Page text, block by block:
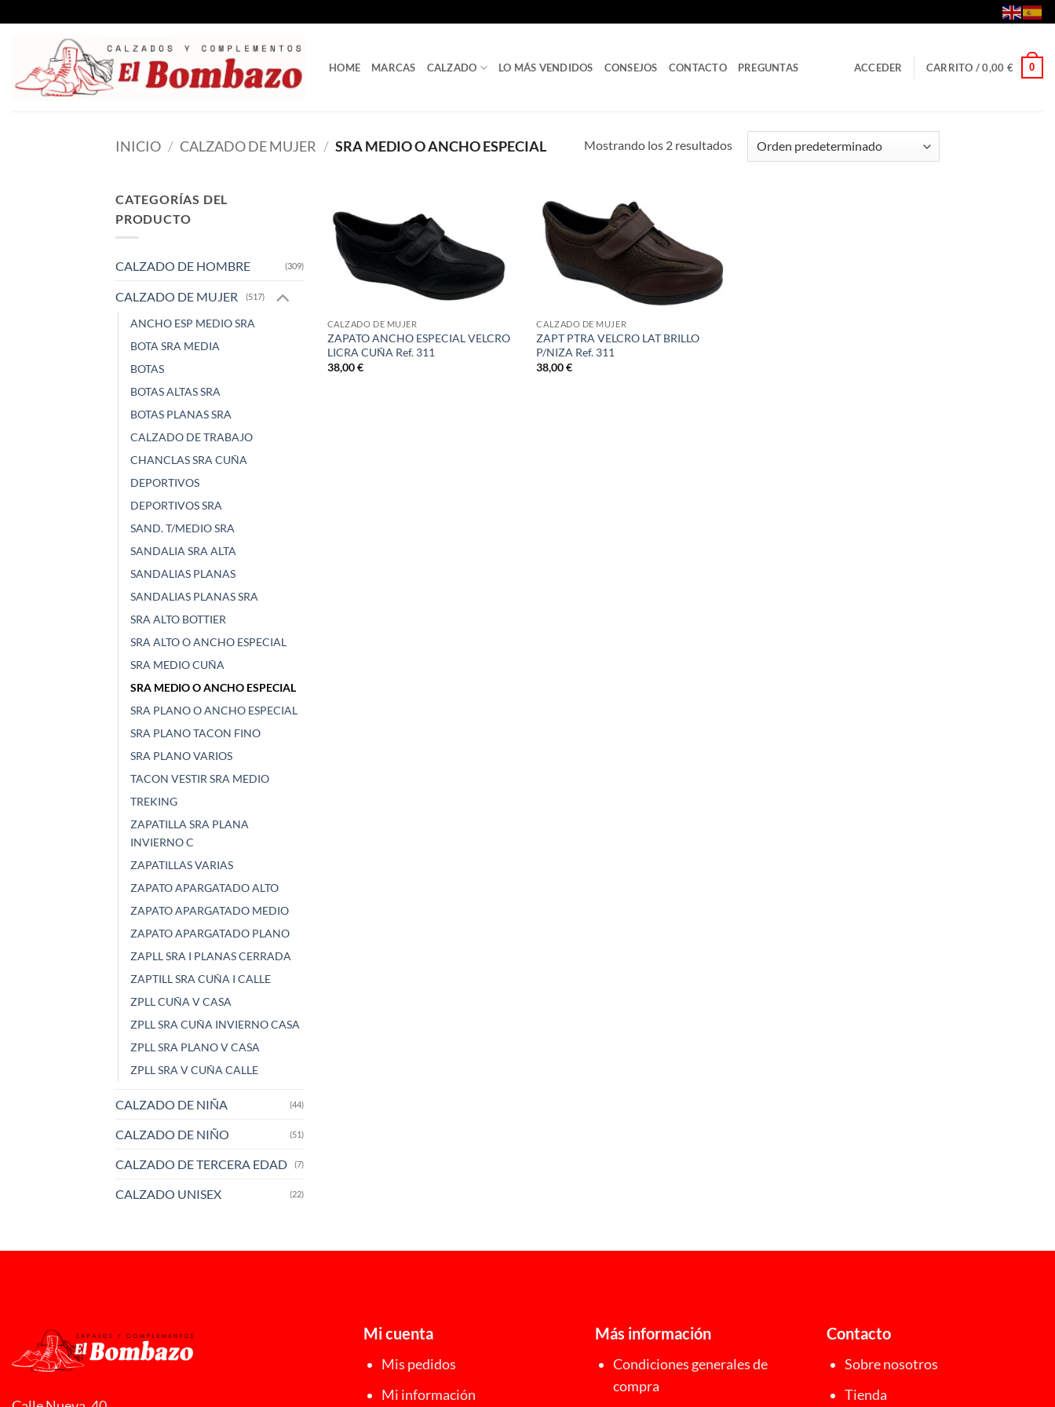
al
HOME MARCAS CALZADO LO MÁS VENDIDOS CONSEJOS CONTACTO PREGUNTAS ACCEDER CARRITO /0,00 € 0
INICIO / CALZADO DE MUJER / SRA MEDIO O ANCHO ESPECIAL Mostrando los 2 resultados
CATEGORÍAS DEL
PRODUCTO
CALZADO DE HOMBRE (309)
CALZADO DE MUJER (517)
ANCHO ESP MEDIO SRA
BOTA SRA MEDIA
BOTAS
BOTAS ALTAS SRA
BOTAS PLANAS SRA
CALZADO DE TRABAJO
CHANCLAS SRA CUÑA
DEPORTIVOS
DEPORTIVOS SRA
SAND. T/MEDIO SRA
SANDALIA SRA ALTA
SANDALIAS PLANAS
SANDALIAS PLANAS SRA
SRA ALTO BOTTIER
SRA ALTO O ANCHO ESPECIAL
SRA MEDIO CUÑA
SRA MEDIO O ANCHO ESPECIAL
SRA PLANO O ANCHO ESPECIAL
SRA PLANO TACON FINO
SRA PLANO VARIOS
TACON VESTIR SRA MEDIO
TREKING
ZAPATILLA SRA PLANA
INVIERNO C
ZAPATILLAS VARIAS
ZAPATO APARGATADO ALTO
ZAPATO APARGATADO MEDIO
ZAPATO APARGATADO PLANO
ZAPLL SRA I PLANAS CERRADA
ZAPTILL SRA CUÑA I CALLE
ZPLL CUÑA V CASA
ZPLL SRA CUÑA INVIERNO CASA
ZPLL SRA PLANO V CASA
ZPLL SRA V CUÑA CALLE
CALZADO DE NIÑA (44)
CALZADO DE NIÑO (51)
CALZADO DE TERCERA EDAD (7)
CALZADO UNISEX (22)
CALZADO DE MUJER
ZAPATO ANCHO ESPECIAL VELCRO
LICRA CUÑA Ref. 311
38,00€
CALZADO DE MUJER
ZAPT PTRA VELCRO LAT BRILLO
P/NIZA Ref. 311
38,00€
Mi cuenta
Mis pedidos
Mi información
Más información
Condiciones generales de
compra
Contacto
Sobre nosotros
Tienda